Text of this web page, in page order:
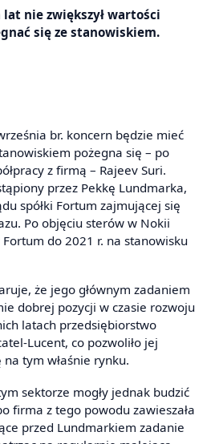
nie zwiększył wartości
się ze stanowiskiem.
br. koncern będzie mieć
pożegna się – po
z firmą – Rajeev Suri.
przez Pekkę Lundmarka,
spółki Fortum zajmującej się
Po objęciu sterów w Nokii
do 2021 r. na stanowisku
że jego głównym zadaniem
dobrej pozycji w czasie rozwoju
latach przedsiębiorstwo
Lucent, co pozwoliło jej
tym właśnie rynku.
sektorze mogły jednak budzić
firma z tego powodu zawieszała
przed Lundmarkiem zadanie